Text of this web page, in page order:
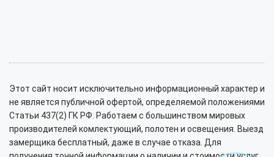
Этот сайт носит исключительно информационный характер и
не является публичной офертой, определяемой положениями
Статьи 437(2) ГК РФ. Работаем с большинством мировых
производителей комлектующий, полотен и освещения. Выезд
замерщика бесплатный, даже в случае отказа. Для